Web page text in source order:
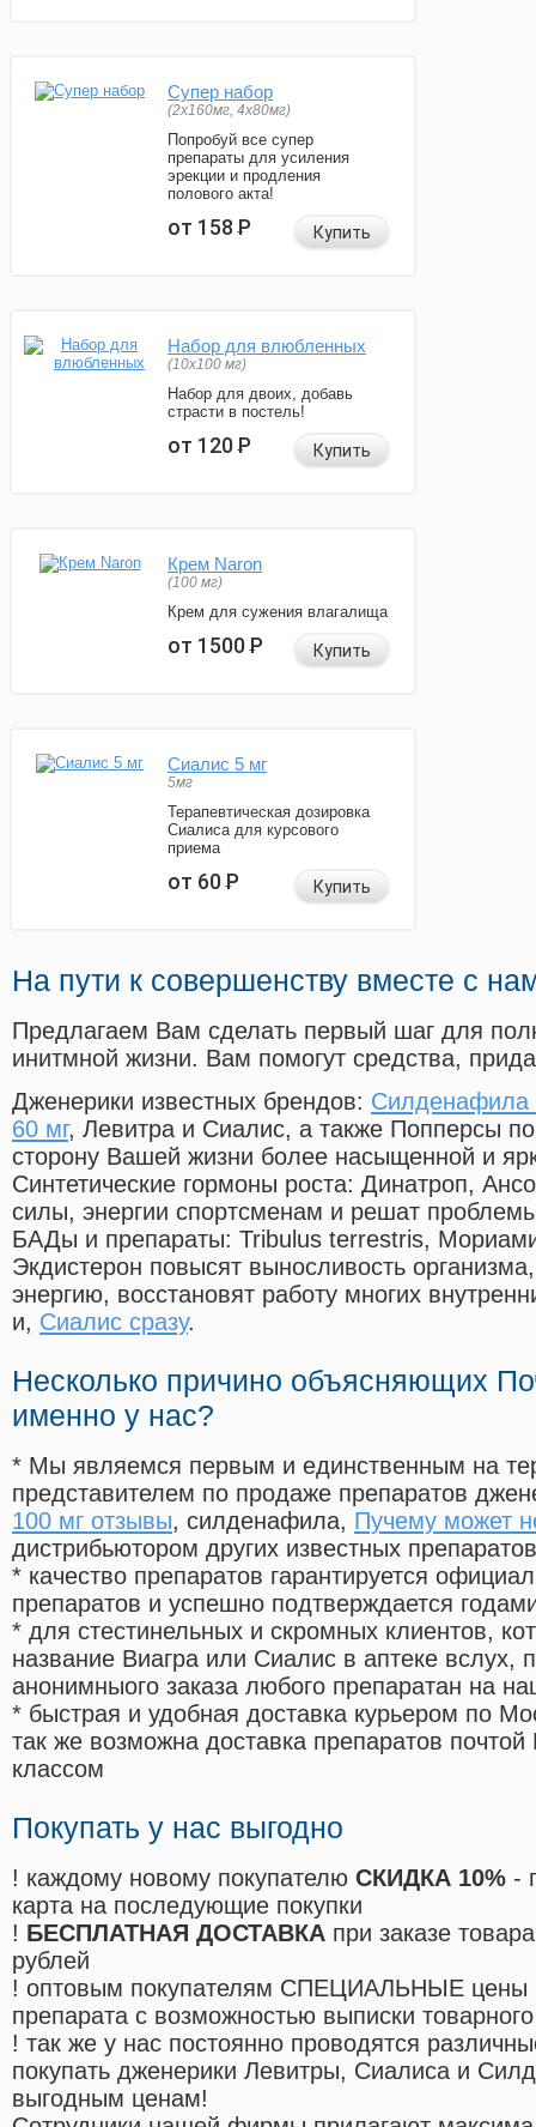
Супер набор
(2х160мг, 4х80мг)
Попробуй все супер
препараты для усиления
эрекции и продления
полового акта!
от 158Р Купить
Набор для влюбленных
(10х100 мг)
Набор для двоих, добавь
страсти в постель!
от 120Р Купить
Крем Naron
(100 мг)
Крем для сужения влагалища
от 1500Р Купить
Сиалис 5 мг
5мг
Терапевтическая дозировка
Сиалиса для курсового
приема
от 60Р Купить
На пути к совершенству вместе с
Предлагаем Вам сделать первый шаг для
инитмной жизни. Вам помогут средства,
Дженерики известных брендов: Силденафила
60 мг, Левитра и Сиалис, а также Попперсы
сторону Вашей жизни более насыщенной и
Синтетические гормоны роста: Динатроп,
силы, энергии спортсменам и решат
БАДы и препараты: Tribulus terrestris,
Экдистерон повысят выносливость
энергию, восстановят работу многих
и, Сиалис сразу.
Несколько причино объясняющих
именно у нас?
* Мы являемся первым и единственным на
представителем по продаже препаратов
100 мг отзывы, силденафила, Пучему может
дистрибьютором других известных препаратов
* качество препаратов гарантируется
препаратов и успешно подтверждается
* для стестинельных и скромных клиентов,
название Виагра или Сиалис в аптеке вслух,
анонимныого заказа любого препаратан на
* быстрая и удобная доставка курьером по
так же возможна доставка препаратов
классом
Покупать у нас выгодно
! каждому новому покупателю СКИДКА 10% -
карта на последующие покупки
! БЕСПЛАТНАЯ ДОСТАВКА при заказе
рублей
! оптовым покупателям СПЕЦИАЛЬНЫЕ цены
препарата с возможностью выписки
! так же у нас постоянно проводятся
покупать дженерики Левитры, Сиалиса и
выгодным ценам!